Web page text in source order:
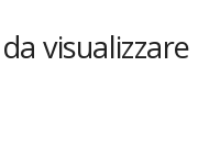
visualizzare